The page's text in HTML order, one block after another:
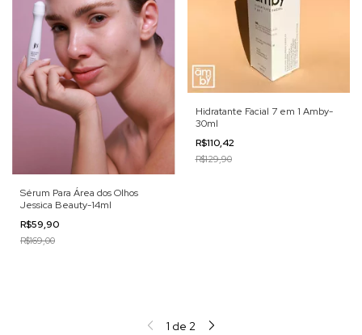
Sérum Para Área dos Olhos
Jessica Beauty-14ml
R$59,90
R$169,00
Hidratante Facial 7 em 1 Amby-
30ml
R$110,42
R$129,90
1 de 2